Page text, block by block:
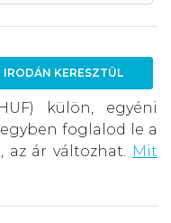
IRODÁN KERESZTÜL
külön, egyéni
foglalod le a
az ár változhat. Mit